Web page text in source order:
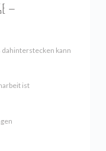
dahinterstecken kann
ist